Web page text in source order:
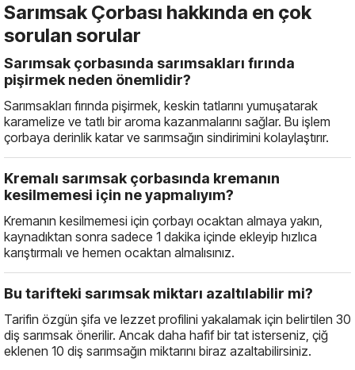
Sarımsak Çorbası hakkında en çok
sorulan sorular
Sarımsak çorbasında sarımsakları fırında
pişirmek neden önemlidir?
Sarımsakları fırında pişirmek, keskin tatlarını yumuşatarak
karamelize ve tatlı bir aroma kazanmalarını sağlar. Bu işlem
çorbaya derinlik katar ve sarımsağın sindirimini kolaylaştırır.
Kremalı sarımsak çorbasında kremanın
kesilmemesi için ne yapmalıyım?
Kremanın kesilmemesi için çorbayı ocaktan almaya yakın,
kaynadıktan sonra sadece 1 dakika içinde ekleyip hızlıca
karıştırmalı ve hemen ocaktan almalısınız.
Bu tarifteki sarımsak miktarı azaltılabilir mi?
Tarifin özgün şifa ve lezzet profilini yakalamak için belirtilen 30
diş sarımsak önerilir. Ancak daha hafif bir tat isterseniz, çiğ
eklenen 10 diş sarımsağın miktarını biraz azaltabilirsiniz.